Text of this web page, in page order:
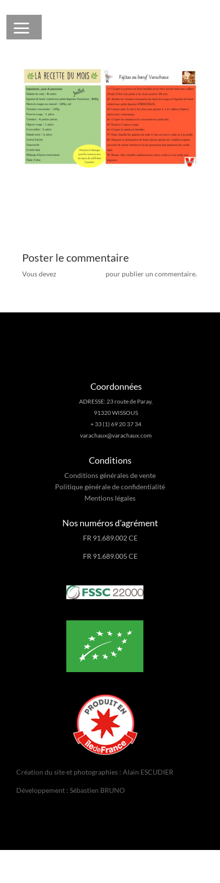
Poster le commentaire
Vous devez pour publier un commentaire.
Coordonnées
ADRESSE: 23 route de Paray,
91320 WISSOUS
+ 33 (1) 69 20 37 34
varachaux@varachaux.com
Conditions
Conditions générales de vente
Politique générale de confidentialité
Mentions légales
Nos numéros d'agrément
FR 91.689.002 CE
FR 91.689.005 CE
Création du site et photographies : Alain ESCUDIER
Développement : Sébastien BRUNO